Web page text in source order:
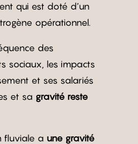
qui est doté d’un
opérationnel.
des
sociaux, les impacts
et ses salariés
et sa gravité reste
fluviale a une gravité